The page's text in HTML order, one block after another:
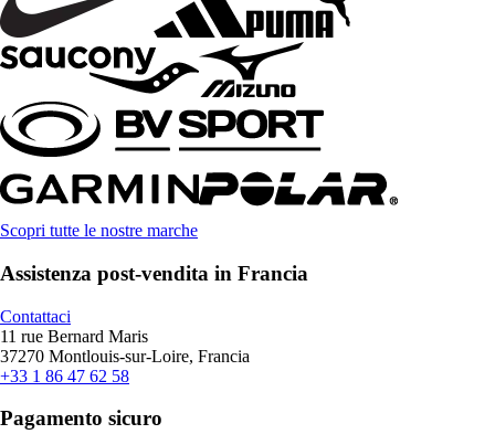
Scopri tutte le nostre marche
Assistenza post-vendita in Francia
Contattaci
11 rue Bernard Maris
37270 Montlouis-sur-Loire, Francia
+33 1 86 47 62 58
Pagamento sicuro